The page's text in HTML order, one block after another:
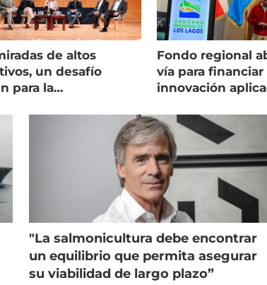
de altos
un desafío
para la
Fondo regional
vía para financiar
innovación
"La salmonicultura debe encontrar
un equilibrio que permita asegurar
su viabilidad de largo plazo”